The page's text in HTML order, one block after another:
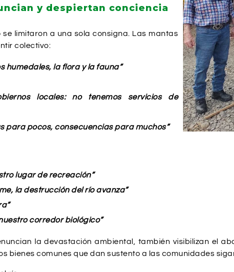
y despiertan conciencia
limitaron a una sola consigna. Las mantas
colectivo:
humedales, la flora y la fauna”
locales: no tenemos servicios de
para pocos, consecuencias para muchos”
lugar de recreación”
la destrucción del río avanza”
corredor biológico”
la devastación ambiental, también visibilizan el
bienes comunes que dan sustento a las comunidades